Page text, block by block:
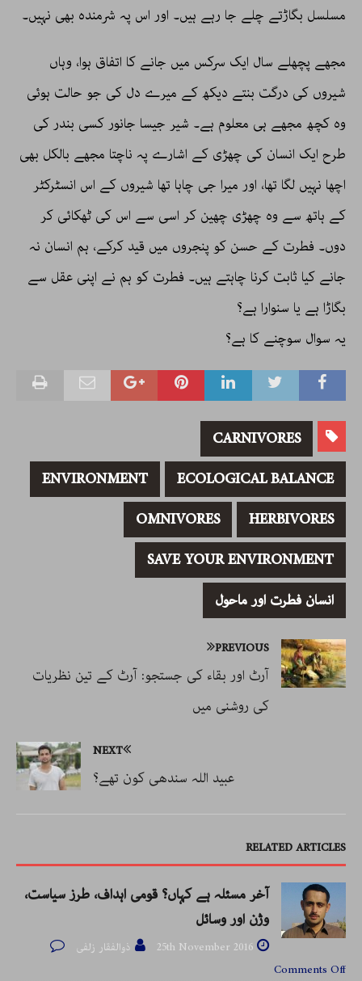
مسلسل بگاڑتے چلے جا رہے ہیں۔ اور اس پہ شرمندہ بھی نہیں۔
مجھے پچھلے سال ایک سرکس میں جانے کا اتفاق ہوا، وہاں
شیروں کی درگت بنتے دیکھ کے میرے دل کی جو حالت ہوئی
وہ کچھ مجھے ہی معلوم ہے۔ شیر جیسا جانور کسی بندر کی
طرح ایک انسان کی چھڑی کے اشارے پہ ناچتا مجھے بالکل بھی
اچھا نہیں لگا تھا، اور میرا جی چاہا تھا شیروں کے اس انسٹرکٹر
کے ہاتھ سے وہ چھڑی چھین کر اسی سے اس کی ٹھکائی کر
دوں۔ فطرت کے حسن کو پنجروں میں قید کرکے، ہم انسان نہ
جانے کیا ثابت کرنا چاہتے ہیں۔ فطرت کو ہم نے اپنی عقل سے
بگاڑا ہے یا سنوارا ہے؟
یہ سوال سوچنے کا ہے؟
CARNIVORES
ECOLOGICAL BALANCE
ENVIRONMENT
HERBIVORES
OMNIVORES
SAVE YOUR ENVIRONMENT
انسان فطرت اور ماحول
PREVIOUS
آرٹ اور بقاء کی جستجو: آرٹ کے تین نظریات
کی روشنی میں
NEXT
عبید اللہ سندھی کون تھے؟
RELATED ARTICLES
آخر مسئلہ ہے کہاں؟ قومی اہداف، طرز سیاست،
وژن اور وسائل
25th November 2016
ذوالفقار زلفی
Comments Off